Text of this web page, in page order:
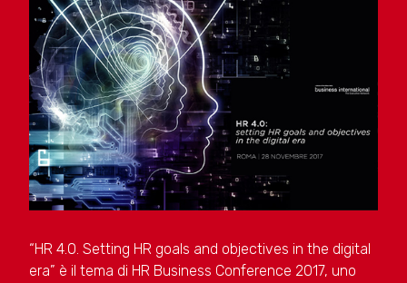
“HR 4.0. Setting HR goals and objectives in the digital
era” è il tema di HR Business Conference 2017, uno